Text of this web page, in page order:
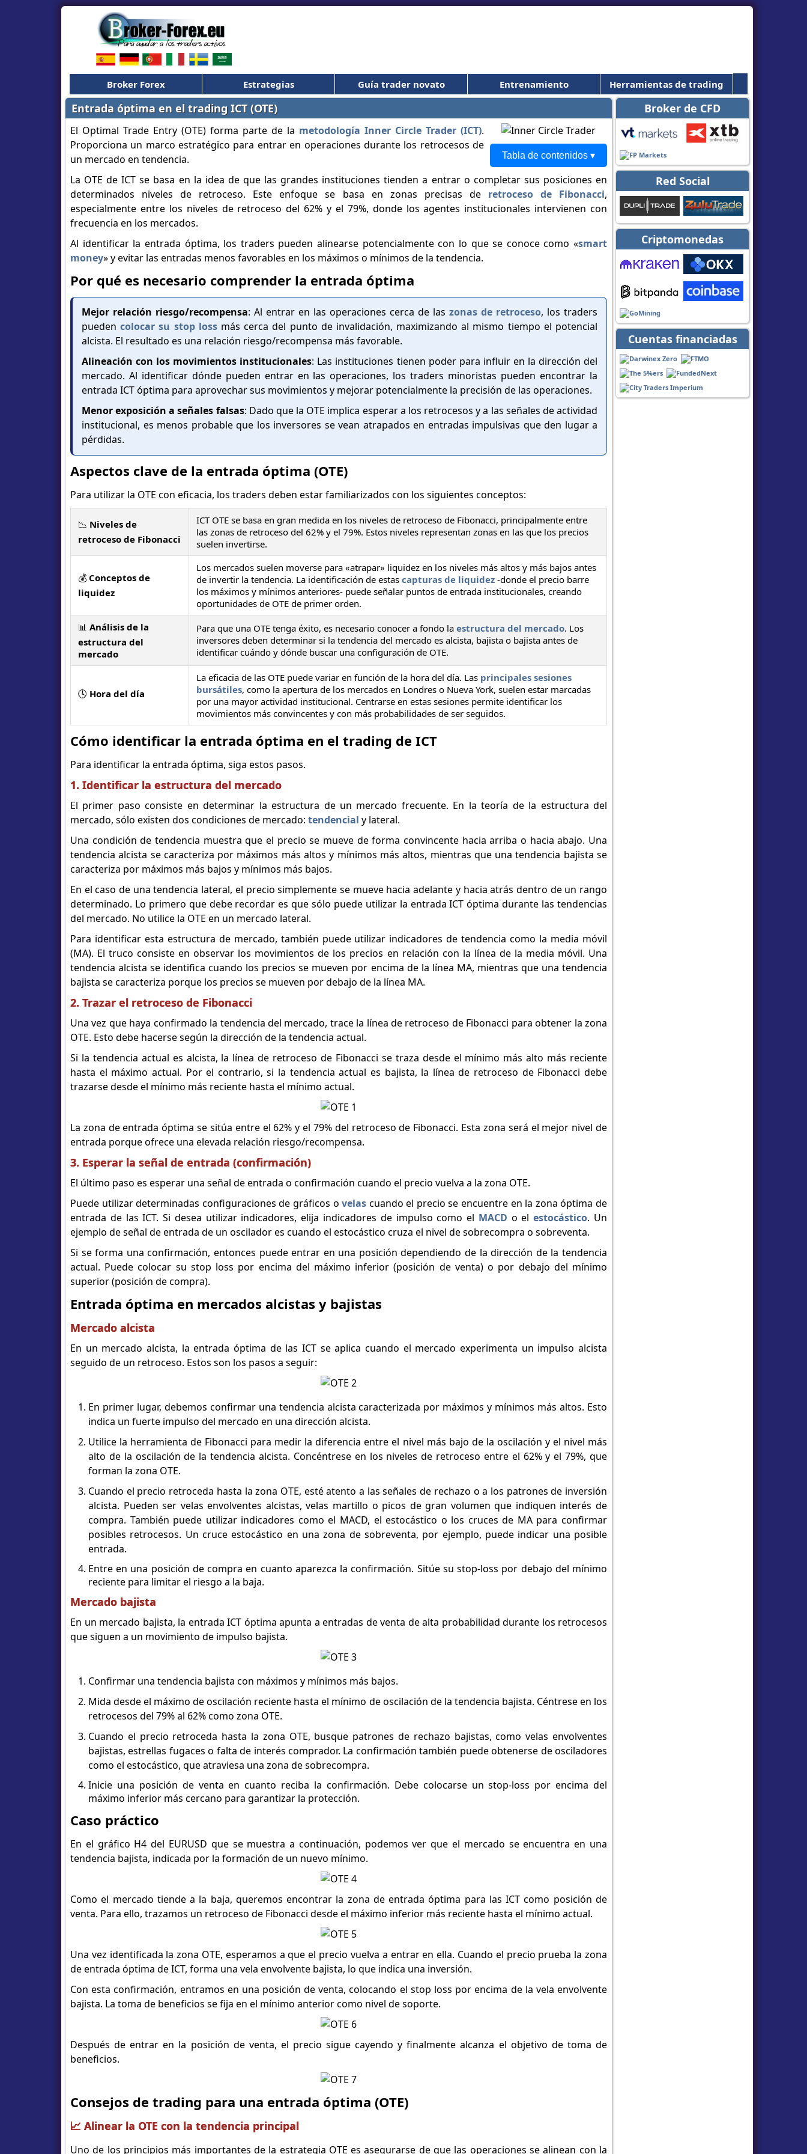
Broker Forex Estrategias Guía trader novato Entrenamiento Herramientas de trading
Broker de CFD
Red Social
Criptomonedas
Cuentas financiadas
Entrada óptima en el trading ICT (OTE)
Tabla de contenidos ▾
El Optimal Trade Entry (OTE) forma parte de la metodología Inner Circle Trader (ICT).
Proporciona un marco estratégico para entrar en operaciones durante los retrocesos de
un mercado en tendencia.
La OTE de ICT se basa en la idea de que las grandes instituciones tienden a entrar o completar sus posiciones en
determinados niveles de retroceso. Este enfoque se basa en zonas precisas de retroceso de Fibonacci,
especialmente entre los niveles de retroceso del 62% y el 79%, donde los agentes institucionales intervienen con
frecuencia en los mercados.
Al identificar la entrada óptima, los traders pueden alinearse potencialmente con lo que se conoce como «smart
money» y evitar las entradas menos favorables en los máximos o mínimos de la tendencia.
Por qué es necesario comprender la entrada óptima
Mejor relación riesgo/recompensa: Al entrar en las operaciones cerca de las zonas de retroceso, los traders
puedencolocar su stop lossmás cerca del punto de invalidación, maximizando al mismo tiempo el potencial
alcista. El resultado es una relación riesgo/recompensa más favorable.
Alineación con los movimientos institucionales: Las instituciones tienen poder para influir en la dirección del
mercado. Al identificar dónde pueden entrar en las operaciones, los traders minoristas pueden encontrar la
entrada ICT óptima para aprovechar sus movimientos y mejorar potencialmente la precisión de las operaciones.
Menor exposición a señales falsas: Dado que la OTE implica esperar a los retrocesos y a las señales de actividad
institucional, es menos probable que los inversores se vean atrapados en entradas impulsivas que den lugar a
pérdidas.
Aspectos clave de la entrada óptima (OTE)
Para utilizar la OTE con eficacia, los traders deben estar familiarizados con los siguientes conceptos:
📉 Niveles de
retroceso de Fibonacci
ICT OTE se basa en gran medida en los niveles de retroceso de Fibonacci, principalmente entre
las zonas de retroceso del 62% y el 79%. Estos niveles representan zonas en las que los precios
suelen invertirse.
💰 Conceptos de
liquidez
Los mercados suelen moverse para «atrapar» liquidez en los niveles más altos y más bajos antes
de invertir la tendencia. La identificación de estas capturas de liquidez -donde el precio barre
los máximos y mínimos anteriores- puede señalar puntos de entrada institucionales, creando
oportunidades de OTE de primer orden.
📊 Análisis de la
estructura del
mercado
Para que una OTE tenga éxito, es necesario conocer a fondo la estructura del mercado. Los
inversores deben determinar si la tendencia del mercado es alcista, bajista o bajista antes de
identificar cuándo y dónde buscar una configuración de OTE.
🕓 Hora del día
La eficacia de las OTE puede variar en función de la hora del día. Las principales sesiones
bursátiles, como la apertura de los mercados en Londres o Nueva York, suelen estar marcadas
por una mayor actividad institucional. Centrarse en estas sesiones permite identificar los
movimientos más convincentes y con más probabilidades de ser seguidos.
Cómo identificar la entrada óptima en el trading de ICT
Para identificar la entrada óptima, siga estos pasos.
1. Identificar la estructura del mercado
El primer paso consiste en determinar la estructura de un mercado frecuente. En la teoría de la estructura del
mercado, sólo existen dos condiciones de mercado: tendencial y lateral.
Una condición de tendencia muestra que el precio se mueve de forma convincente hacia arriba o hacia abajo. Una
tendencia alcista se caracteriza por máximos más altos y mínimos más altos, mientras que una tendencia bajista se
caracteriza por máximos más bajos y mínimos más bajos.
En el caso de una tendencia lateral, el precio simplemente se mueve hacia adelante y hacia atrás dentro de un rango
determinado. Lo primero que debe recordar es que sólo puede utilizar la entrada ICT óptima durante las tendencias
del mercado. No utilice la OTE en un mercado lateral.
Para identificar esta estructura de mercado, también puede utilizar indicadores de tendencia como la media móvil
(MA). El truco consiste en observar los movimientos de los precios en relación con la línea de la media móvil. Una
tendencia alcista se identifica cuando los precios se mueven por encima de la línea MA, mientras que una tendencia
bajista se caracteriza porque los precios se mueven por debajo de la línea MA.
2. Trazar el retroceso de Fibonacci
Una vez que haya confirmado la tendencia del mercado, trace la línea de retroceso de Fibonacci para obtener la zona
OTE. Esto debe hacerse según la dirección de la tendencia actual.
Si la tendencia actual es alcista, la línea de retroceso de Fibonacci se traza desde el mínimo más alto más reciente
hasta el máximo actual. Por el contrario, si la tendencia actual es bajista, la línea de retroceso de Fibonacci debe
trazarse desde el mínimo más reciente hasta el mínimo actual.
La zona de entrada óptima se sitúa entre el 62% y el 79% del retroceso de Fibonacci. Esta zona será el mejor nivel de
entrada porque ofrece una elevada relación riesgo/recompensa.
3. Esperar la señal de entrada (confirmación)
El último paso es esperar una señal de entrada o confirmación cuando el precio vuelva a la zona OTE.
Puede utilizar determinadas configuraciones de gráficos ovelas cuando el precio se encuentre en la zona óptima de
entrada de las ICT. Si desea utilizar indicadores, elija indicadores de impulso como el MACD o elestocástico. Un
ejemplo de señal de entrada de un oscilador es cuando el estocástico cruza el nivel de sobrecompra o sobreventa.
Si se forma una confirmación, entonces puede entrar en una posición dependiendo de la dirección de la tendencia
actual. Puede colocar su stop loss por encima del máximo inferior (posición de venta) o por debajo del mínimo
superior (posición de compra).
Entrada óptima en mercados alcistas y bajistas
Mercado alcista
En un mercado alcista, la entrada óptima de las ICT se aplica cuando el mercado experimenta un impulso alcista
seguido de un retroceso. Estos son los pasos a seguir:
En primer lugar, debemos confirmar una tendencia alcista caracterizada por máximos y mínimos más altos. Esto
indica un fuerte impulso del mercado en una dirección alcista.
Utilice la herramienta de Fibonacci para medir la diferencia entre el nivel más bajo de la oscilación y el nivel más
alto de la oscilación de la tendencia alcista. Concéntrese en los niveles de retroceso entre el 62% y el 79%, que
forman la zona OTE.
Cuando el precio retroceda hasta la zona OTE, esté atento a las señales de rechazo o a los patrones de inversión
alcista. Pueden ser velas envolventes alcistas, velas martillo o picos de gran volumen que indiquen interés de
compra. También puede utilizar indicadores como el MACD, el estocástico o los cruces de MA para confirmar
posibles retrocesos. Un cruce estocástico en una zona de sobreventa, por ejemplo, puede indicar una posible
entrada.
Entre en una posición de compra en cuanto aparezca la confirmación. Sitúe su stop-loss por debajo del mínimo
reciente para limitar el riesgo a la baja.
Mercado bajista
En un mercado bajista, la entrada ICT óptima apunta a entradas de venta de alta probabilidad durante los retrocesos
que siguen a un movimiento de impulso bajista.
Confirmar una tendencia bajista con máximos y mínimos más bajos.
Mida desde el máximo de oscilación reciente hasta el mínimo de oscilación de la tendencia bajista. Céntrese en los
retrocesos del 79% al 62% como zona OTE.
Cuando el precio retroceda hasta la zona OTE, busque patrones de rechazo bajistas, como velas envolventes
bajistas, estrellas fugaces o falta de interés comprador. La confirmación también puede obtenerse de osciladores
como el estocástico, que atraviesa una zona de sobrecompra.
Inicie una posición de venta en cuanto reciba la confirmación. Debe colocarse un stop-loss por encima del
máximo inferior más cercano para garantizar la protección.
Caso práctico
En el gráfico H4 del EURUSD que se muestra a continuación, podemos ver que el mercado se encuentra en una
tendencia bajista, indicada por la formación de un nuevo mínimo.
Como el mercado tiende a la baja, queremos encontrar la zona de entrada óptima para las ICT como posición de
venta. Para ello, trazamos un retroceso de Fibonacci desde el máximo inferior más reciente hasta el mínimo actual.
Una vez identificada la zona OTE, esperamos a que el precio vuelva a entrar en ella. Cuando el precio prueba la zona
de entrada óptima de ICT, forma una vela envolvente bajista, lo que indica una inversión.
Con esta confirmación, entramos en una posición de venta, colocando el stop loss por encima de la vela envolvente
bajista. La toma de beneficios se fija en el mínimo anterior como nivel de soporte.
Después de entrar en la posición de venta, el precio sigue cayendo y finalmente alcanza el objetivo de toma de
beneficios.
Consejos de trading para una entrada óptima (OTE)
📈 Alinear la OTE con la tendencia principal
Uno de los principios más importantes de la estrategia OTE es asegurarse de que las operaciones se alinean con la